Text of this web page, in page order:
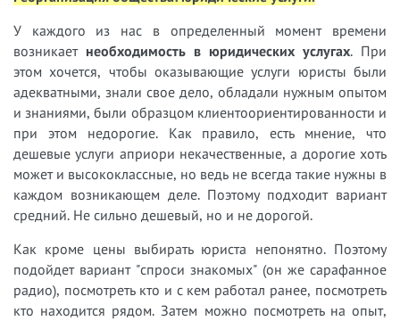
У каждого из нас в определенный момент времени
возникает необходимость в юридических услугах. При
этом хочется, чтобы оказывающие услуги юристы были
адекватными, знали свое дело, обладали нужным опытом
и знаниями, были образцом клиентоориентированности и
при этом недорогие. Как правило, есть мнение, что
дешевые услуги априори некачественные, а дорогие хоть
может и высококлассные, но ведь не всегда такие нужны в
каждом возникающем деле. Поэтому подходит вариант
средний. Не сильно дешевый, но и не дорогой.
Как кроме цены выбирать юриста непонятно. Поэтому
подойдет вариант "спроси знакомых" (он же сарафанное
радио), посмотреть кто и с кем работал ранее, посмотреть
кто находится рядом. Затем можно посмотреть на опыт,